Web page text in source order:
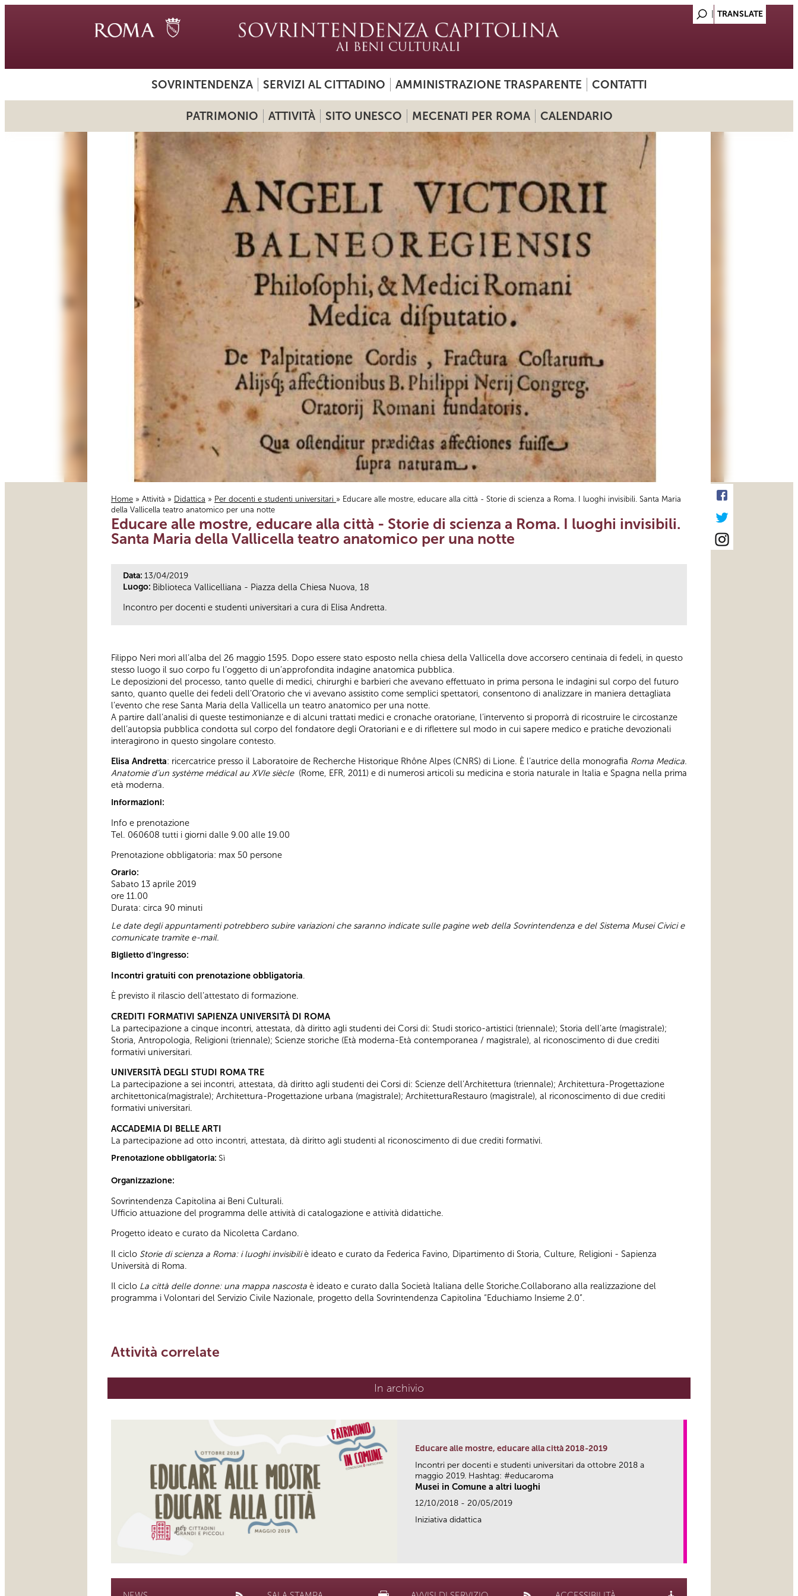
SOVRINTENDENZA SERVIZI AL CITTADINO AMMINISTRAZIONE TRASPARENTE CONTATTI
PATRIMONIO ATTIVITÀ SITO UNESCO MECENATI PER ROMA CALENDARIO
Tu sei qui
Home » Attività » Didattica » Per docenti e studenti universitari » Educare alle mostre, educare alla città - Storie di scienza a Roma. I luoghi invisibili. Santa Maria
della Vallicella teatro anatomico per una notte
Educare alle mostre, educare alla città - Storie di scienza a Roma. I luoghi invisibili.
Santa Maria della Vallicella teatro anatomico per una notte
Data: 13/04/2019
Luogo: Biblioteca Vallicelliana - Piazza della Chiesa Nuova, 18
Incontro per docenti e studenti universitari a cura di Elisa Andretta.
Filippo Neri morì all’alba del 26 maggio 1595. Dopo essere stato esposto nella chiesa della Vallicella dove accorsero centinaia di fedeli, in questo
stesso luogo il suo corpo fu l’oggetto di un’approfondita indagine anatomica pubblica.
Le deposizioni del processo, tanto quelle di medici, chirurghi e barbieri che avevano effettuato in prima persona le indagini sul corpo del futuro
santo, quanto quelle dei fedeli dell’Oratorio che vi avevano assistito come semplici spettatori, consentono di analizzare in maniera dettagliata
l’evento che rese Santa Maria della Vallicella un teatro anatomico per una notte.
A partire dall’analisi di queste testimonianze e di alcuni trattati medici e cronache oratoriane, l’intervento si proporrà di ricostruire le circostanze
dell’autopsia pubblica condotta sul corpo del fondatore degli Oratoriani e e di riflettere sul modo in cui sapere medico e pratiche devozionali
interagirono in questo singolare contesto.
Elisa Andretta: ricercatrice presso il Laboratoire de Recherche Historique Rhône Alpes (CNRS) di Lione. È l’autrice della monografia Roma Medica.
Anatomie d’un système médical au XVIe siècle (Rome, EFR, 2011) e di numerosi articoli su medicina e storia naturale in Italia e Spagna nella prima
età moderna.
Informazioni:
Info e prenotazione
Tel. 060608 tutti i giorni dalle 9.00 alle 19.00
Prenotazione obbligatoria: max 50 persone
Orario:
Sabato 13 aprile 2019
ore 11.00
Durata: circa 90 minuti
Le date degli appuntamenti potrebbero subire variazioni che saranno indicate sulle pagine web della Sovrintendenza e del Sistema Musei Civici e
comunicate tramite e-mail.
Biglietto d'ingresso:
Incontri gratuiti con prenotazione obbligatoria.
È previsto il rilascio dell’attestato di formazione.
CREDITI FORMATIVI SAPIENZA UNIVERSITÀ DI ROMA
La partecipazione a cinque incontri, attestata, dà diritto agli studenti dei Corsi di: Studi storico-artistici (triennale); Storia dell’arte (magistrale);
Storia, Antropologia, Religioni (triennale); Scienze storiche (Età moderna-Età contemporanea / magistrale), al riconoscimento di due crediti
formativi universitari.
UNIVERSITÀ DEGLI STUDI ROMA TRE
La partecipazione a sei incontri, attestata, dà diritto agli studenti dei Corsi di: Scienze dell’Architettura (triennale); Architettura-Progettazione
architettonica(magistrale); Architettura-Progettazione urbana (magistrale); ArchitetturaRestauro (magistrale), al riconoscimento di due crediti
formativi universitari.
ACCADEMIA DI BELLE ARTI
La partecipazione ad otto incontri, attestata, dà diritto agli studenti al riconoscimento di due crediti formativi.
Prenotazione obbligatoria: Sì
Organizzazione:
Sovrintendenza Capitolina ai Beni Culturali.
Ufficio attuazione del programma delle attività di catalogazione e attività didattiche.
Progetto ideato e curato da Nicoletta Cardano.
Il ciclo Storie di scienza a Roma: i luoghi invisibiliè ideato e curato da Federica Favino, Dipartimento di Storia, Culture, Religioni - Sapienza
Università di Roma.
Il ciclo La città delle donne: una mappa nascosta è ideato e curato dalla Società Italiana delle Storiche.Collaborano alla realizzazione del
programma i Volontari del Servizio Civile Nazionale, progetto della Sovrintendenza Capitolina “Educhiamo Insieme 2.0”.
Attività correlate
In archivio
Educare alle mostre, educare alla città 2018-2019
Incontri per docenti e studenti universitari da ottobre 2018 a
maggio 2019. Hashtag: #educaroma
Musei in Comune a altri luoghi
12/10/2018 - 20/05/2019
Iniziativa didattica